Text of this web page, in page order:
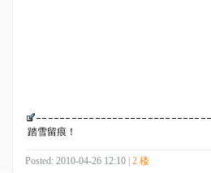
踏雪留痕！
Posted: 2010-04-26 12:10 | 2 楼